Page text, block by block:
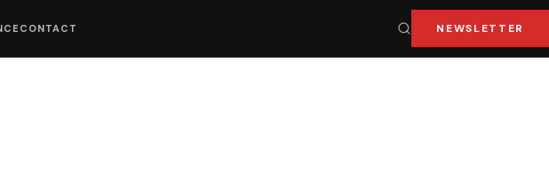
CONTACT NEWSLETTER